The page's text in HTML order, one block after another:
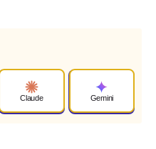
Claude Gemini